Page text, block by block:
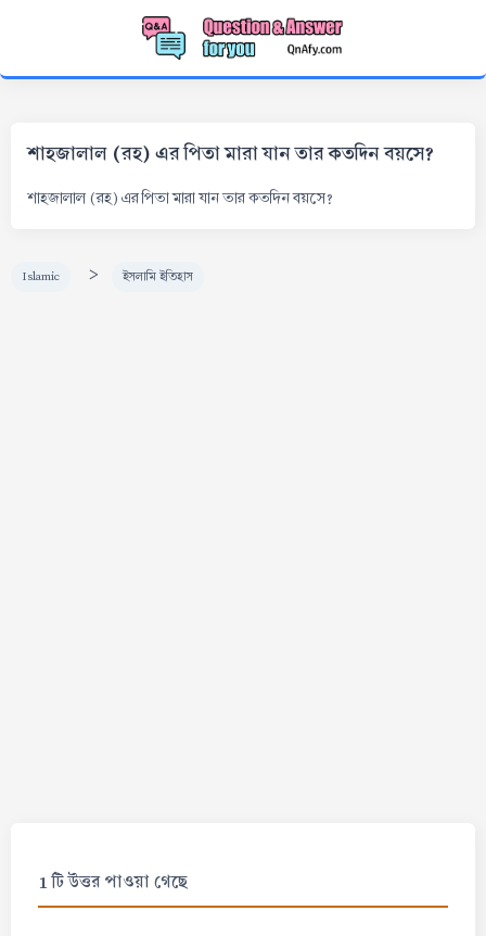
শাহজালাল (রহ) এর পিতা মারা যান তার কতদিন বয়সে?
শাহজালাল (রহ) এর পিতা মারা যান তার কতদিন বয়সে?
Islamic > ইসলামি ইতিহাস
1 টি উত্তর পাওয়া গেছে